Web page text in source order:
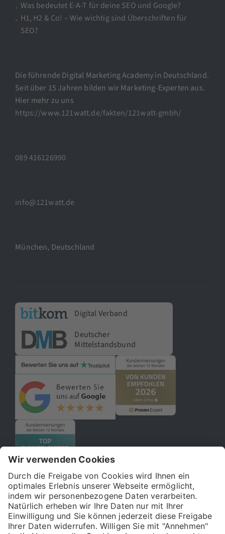
Was bedeutet E-A-T für deine SEO und Google?
H1, H2 & Co! – Wie wichtig sind Überschriften für
SEO?
Die führende Digital Marketing Academy in Deutschland.
Seit über 15 Jahren bilden wir Marketing-Experten aus.
Hier mehr zu uns
https://www.121watt.de/fakten/121watt-gmbh/
089 416126990
info@121watt.de
München, Deutschland
Digital Verband
Deutscher
Mittelstandsbund